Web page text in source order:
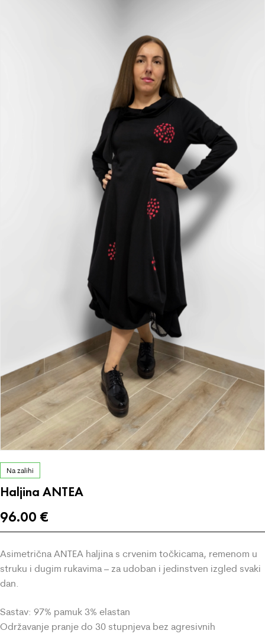
Na zalihi
Haljina ANTEA
96.00€
Asimetrična ANTEA haljina s crvenim točkicama, remenom u
struku i dugim rukavima – za udoban i jedinstven izgled svaki
dan.
Sastav: 97% pamuk 3% elastan
Održavanje pranje do 30 stupnjeva bez agresivnih